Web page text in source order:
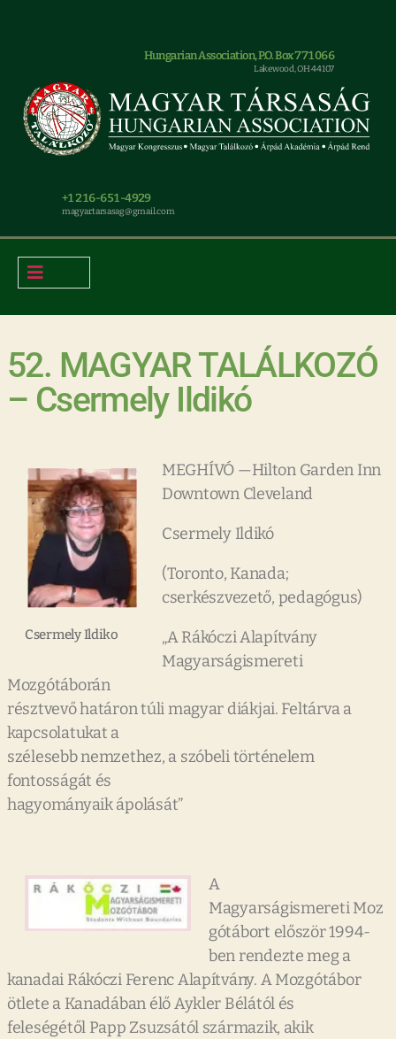
Hungarian Association, P.O. Box 771066
Lakewood, OH 44107
+1 216-651-4929
magyar.tarsasag@gmail.com
52. MAGYAR TALÁLKOZÓ
– Csermely Ildikó
Csermely Ildiko
MEGHÍVÓ —Hilton Garden Inn
Downtown Cleveland
Csermely Ildikó
(Toronto, Kanada;
cserkészvezető, pedagógus)
„A Rákóczi Alapítvány
Magyarságismereti
Mozgótáborán
résztvevő határon túli magyar diákjai. Feltárva a
kapcsolatukat a
szélesebb nemzethez, a szóbeli történelem
fontosságát és
hagyományaik ápolását”
A
Magyarságismereti Moz
gótábort először 1994-
ben rendezte meg a
kanadai Rákóczi Ferenc Alapítvány. A Mozgótábor
ötlete a Kanadában élő Aykler Bélától és
feleségétől Papp Zsuzsától származik, akik